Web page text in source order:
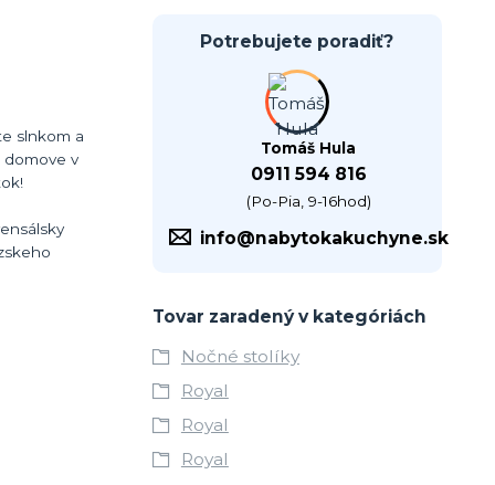
slnkom a
domove v
Potrebujete poradiť?
Tomáš Hula
0911 594 816
(Po-Pia, 9-16hod)
info@nabytokakuchyne.sk
Tovar zaradený v kategóriách
Nočné stolíky
Royal
Royal
Royal